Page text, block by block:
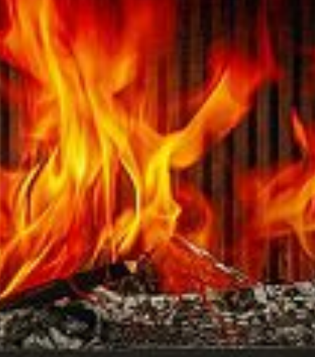
Siro Uniquen eristerakenne
on pitkällisen
tuotekehityksen tulos.
Perinteistä poiketen
savupiipussa on kaksi
eristemateriaalia:
kuumuutta kestävä
silikaatti suojaa kivivillan
erinomaista eristyskykyä.
Lopputuloksena on erittäin
turvallinen ja kestävä
piippu – ympärysmittaa
kasvattamatta ja
minimaalisilla
suojaetäisyyksillä.